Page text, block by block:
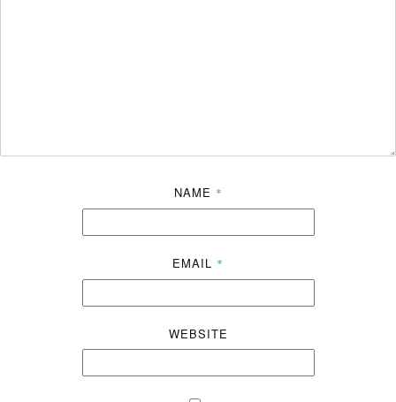
NAME *
EMAIL *
WEBSITE